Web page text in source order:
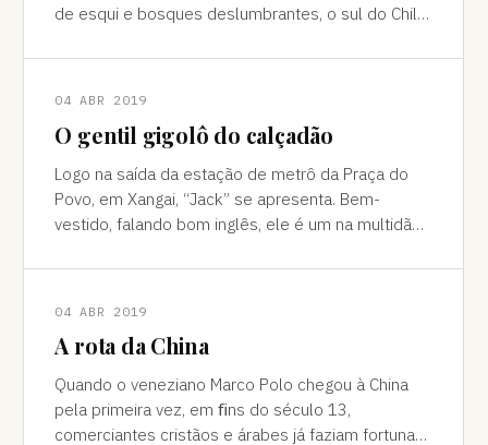
de esqui e bosques deslumbrantes, o sul do Chile
04 ABR 2019
O gentil gigolô do calçadão
Logo na saída da estação de metrô da Praça do
Povo, em Xangai, “Jack” se apresenta. Bem-
vestido, falando bom inglês, ele é um na multidão
04 ABR 2019
A rota da China
Quando o veneziano Marco Polo chegou à China
pela primeira vez, em ﬁns do século 13,
comerciantes cristãos e árabes já faziam fortuna